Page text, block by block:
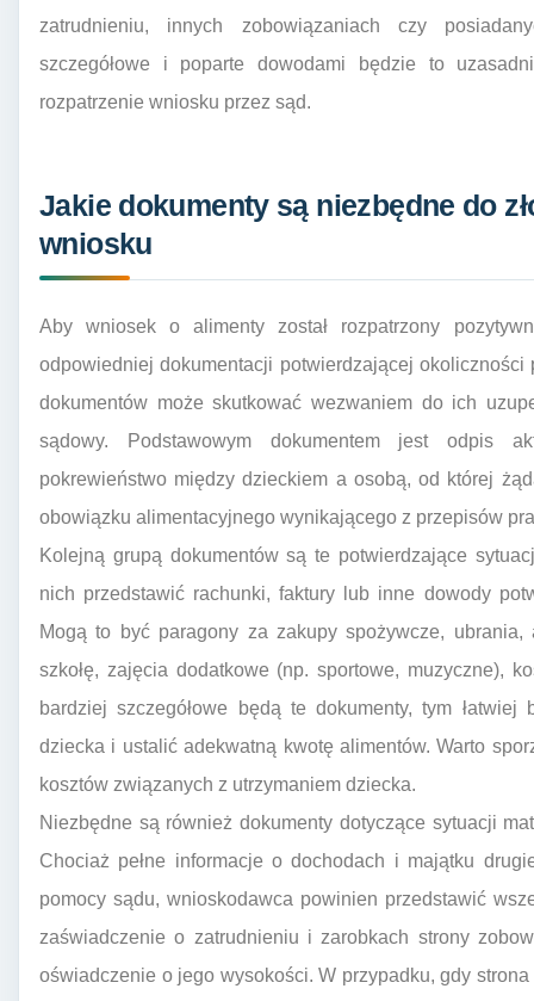
zatrudnieniu, innych zobowiązaniach czy
szczegółowe i poparte dowodami będzie to
rozpatrzenie wniosku przez sąd.
Jakie dokumenty są niezbędne do
wniosku
Aby wniosek o alimenty został rozpatrzony
odpowiedniej dokumentacji potwierdzającej
dokumentów może skutkować wezwaniem do ich
sądowy. Podstawowym dokumentem jest odpis
pokrewieństwo między dzieckiem a osobą, od której
obowiązku alimentacyjnego wynikającego z przepisów
Kolejną grupą dokumentów są te potwierdzające
nich przedstawić rachunki, faktury lub inne dowody
Mogą to być paragony za zakupy spożywcze, ubrania,
szkołę, zajęcia dodatkowe (np. sportowe, muzyczne),
bardziej szczegółowe będą te dokumenty, tym
dziecka i ustalić adekwatną kwotę alimentów. Warto
kosztów związanych z utrzymaniem dziecka.
Niezbędne są również dokumenty dotyczące sytuacji
Chociaż pełne informacje o dochodach i majątku
pomocy sądu, wnioskodawca powinien przedstawić
zaświadczenie o zatrudnieniu i zarobkach strony
oświadczenie o jego wysokości. W przypadku, gdy